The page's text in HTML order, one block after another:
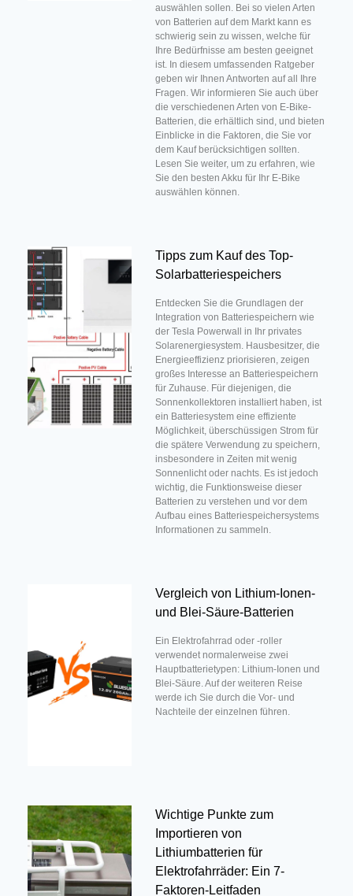
auswählen sollen. Bei so vielen Arten
von Batterien auf dem Markt kann es
schwierig sein zu wissen, welche für
Ihre Bedürfnisse am besten geeignet
ist. In diesem umfassenden Ratgeber
geben wir Ihnen Antworten auf all Ihre
Fragen. Wir informieren Sie auch über
die verschiedenen Arten von E-Bike-
Batterien, die erhältlich sind, und bieten
Einblicke in die Faktoren, die Sie vor
dem Kauf berücksichtigen sollten.
Lesen Sie weiter, um zu erfahren, wie
Sie den besten Akku für Ihr E-Bike
auswählen können.
Tipps zum Kauf des Top-
Solarbatteriespeichers
Entdecken Sie die Grundlagen der
Integration von Batteriespeichern wie
der Tesla Powerwall in Ihr privates
Solarenergiesystem. Hausbesitzer, die
Energieeffizienz priorisieren, zeigen
großes Interesse an Batteriespeichern
für Zuhause. Für diejenigen, die
Sonnenkollektoren installiert haben, ist
ein Batteriesystem eine effiziente
Möglichkeit, überschüssigen Strom für
die spätere Verwendung zu speichern,
insbesondere in Zeiten mit wenig
Sonnenlicht oder nachts. Es ist jedoch
wichtig, die Funktionsweise dieser
Batterien zu verstehen und vor dem
Aufbau eines Batteriespeichersystems
Informationen zu sammeln.
Vergleich von Lithium-Ionen-
und Blei-Säure-Batterien
Ein Elektrofahrrad oder -roller
verwendet normalerweise zwei
Hauptbatterietypen: Lithium-Ionen und
Blei-Säure. Auf der weiteren Reise
werde ich Sie durch die Vor- und
Nachteile der einzelnen führen.
Wichtige Punkte zum
Importieren von
Lithiumbatterien für
Elektrofahrräder: Ein 7-
Faktoren-Leitfaden